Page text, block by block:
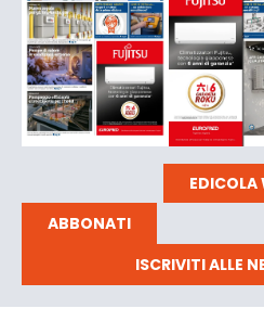
EDICOLA
ABBONATI
ISCRIVITI ALLE